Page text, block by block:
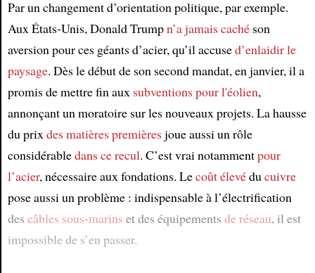
Par un changement d’orientation politique, par exemple.
Aux États-Unis, Donald Trumpn’a jamais cachéson
aversion pour ces géants d’acier, qu’il accused’enlaidirle
paysage. Dès le début de son second mandat, en janvier, il a
promis de mettre fin aux subventions pour l'éolien,
annonçant un moratoire sur les nouveaux projets. La hausse
du prixdes matières premièresjoue aussi un rôle
considérabledans ce recul. C’est vrai notammentpour
l’acier, nécessaire aux fondations. Lecoût élevéducuivre
pose aussi un problème : indispensable à l’électrification
des câbles sous-marins et des équipements de réseau, il est
impossible de s’en passer.